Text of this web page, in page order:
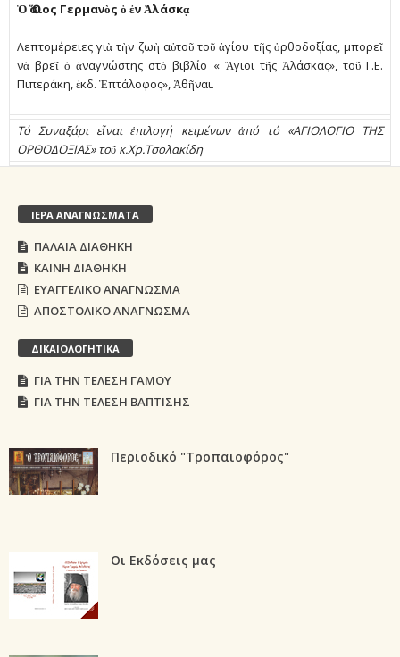
Ὁ Ὅσιος Γερµανὸς ὁ ἐν Ἀλάσκᾳ
Λεπτοµέρειες γιὰ τὴν ζωὴ αὐτοῦ τοῦ ἁγίου τῆς ὀρθοδοξίας, µπορεῖ
νὰ βρεῖ ὁ ἀναγνώστης στὸ βιβλίο « Ἅγιοι τῆς Ἀλάσκας», τοῦ Γ.Ε.
Πιπεράκη, ἐκδ. Ἑπτάλοφος», Ἀθῆναι.
Τό Συναξάρι εἶναι ἐπιλογή κειμένων ἀπό τό «ΑΓΙΟΛΟΓΙΟ ΤΗΣ
ΟΡΘΟΔΟΞΙΑΣ» τοῦ κ.Χρ.Τσολακίδη
ΙΕΡΑ ΑΝΑΓΝΩΣΜΑΤΑ
ΠΑΛΑΙΑ ΔΙΑΘΗΚΗ
ΚΑΙΝΗ ΔΙΑΘΗΚΗ
ΕΥΑΓΓΕΛΙΚΟ ΑΝΑΓΝΩΣΜΑ
ΑΠΟΣΤΟΛΙΚΟ ΑΝΑΓΝΩΣΜΑ
ΔΙΚΑΙΟΛΟΓΗΤΙΚΑ
ΓΙΑ ΤΗΝ ΤΕΛΕΣΗ ΓΑΜΟΥ
ΓΙΑ ΤΗΝ ΤΕΛΕΣΗ ΒΑΠΤΙΣΗΣ
Περιοδικό "Τροπαιοφόρος"
Οι Εκδόσεις μας